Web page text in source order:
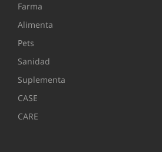
Farma
Alimenta
Pets
Sanidad
Suplementa
CASE
CARE